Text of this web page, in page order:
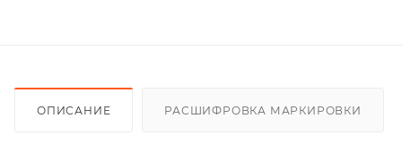
ОПИСАНИЕ РАСШИФРОВКА МАРКИРОВКИ